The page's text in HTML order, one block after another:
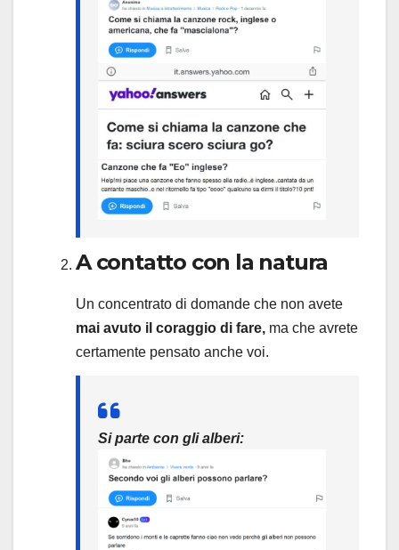
A contatto con la natura
Un concentrato di domande che non avete
mai avuto il coraggio di fare, ma che avrete
certamente pensato anche voi.
Si parte con gli alberi: